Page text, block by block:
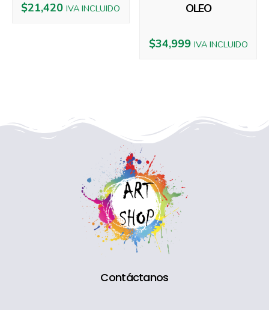
$21,420 IVA INCLUIDO OLEO
$34,999 IVA INCLUIDO
Contáctanos